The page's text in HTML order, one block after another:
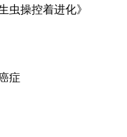
虫操控着进化》
症